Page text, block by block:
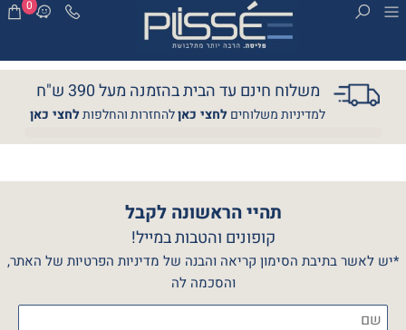
0
משלוח חינם עד הבית בהזמנה מעל 390 ש"ח
למדיניות משלוחיםלחצי כאןלהחזרות והחלפותלחצי כאן
תהיי הראשונה לקבל
קופונים והטבות במייל!
*יש לאשר בתיבת הסימון קריאה והבנה של מדיניות הפרטיות של האתר,
והסכמה לה